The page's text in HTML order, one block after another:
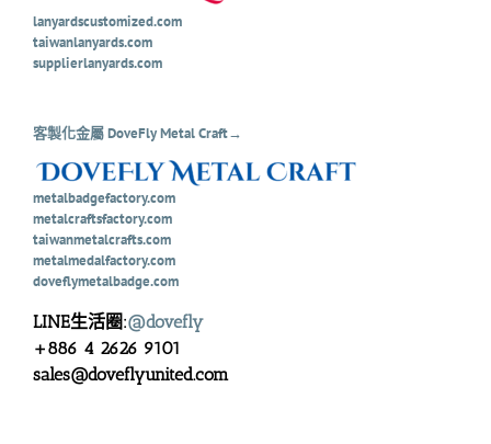
lanyardscustomized.com
taiwanlanyards.com
supplierlanyards.com
客製化金屬 DoveFly Metal Craft→
metalbadgefactory.com
metalcraftsfactory.com
taiwanmetalcrafts.com
metalmedalfactory.com
doveflymetalbadge.com
LINE生活圈:@dovefly
+886 4 2626 9101
sales@doveflyunited.com